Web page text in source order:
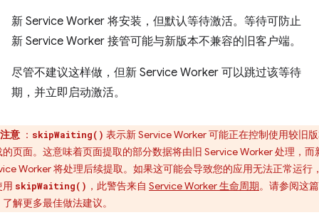
新 Service Worker 将安装，但默认等待激活。等待可防止
新 Service Worker 接管可能与新版本不兼容的旧客户端。
尽管不建议这样做，但新 Service Worker 可以跳过该等待
期，并立即启动激活。
注意 ： skipWaiting() 表示新 Service Worker 可能正在控制使用较旧
的页面。这意味着页面提取的部分数据将由旧 Service Worker 处理，而
Worker 将处理后续提取。如果这可能会导致您的应用无法正常运行
用 skipWaiting() ，此警告来自 Service Worker 生命周期。请参阅这
解更多最佳做法建议。